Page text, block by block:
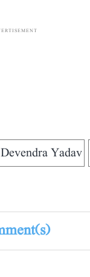
Devendra Yadav